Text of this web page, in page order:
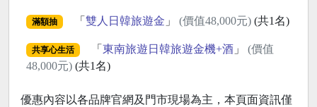
滿額抽 「 雙人日韓旅遊金 」 (價值48,000元)(共1名)
共享心生活 「 東南旅遊日韓旅遊金機+酒」 (價值
48,000元) (共1名)
優惠內容以各品牌官網及門市現場為主，本頁面資訊僅